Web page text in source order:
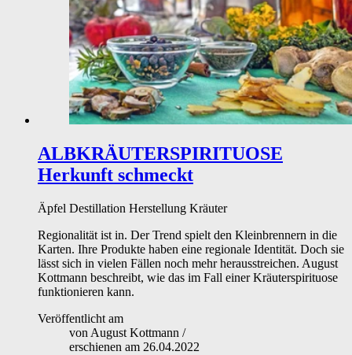
ALBKRÄUTERSPIRITUOSE
Herkunft schmeckt
Äpfel Destillation Herstellung Kräuter
Regionalität ist in. Der Trend spielt den Kleinbrennern in die
Karten. Ihre Produkte haben eine regionale Identität. Doch sie
lässt sich in vielen Fällen noch mehr herausstreichen. August
Kottmann beschreibt, wie das im Fall einer Kräuterspirituose
funktionieren kann.
Veröffentlicht am
von August Kottmann /
erschienen am 26.04.2022